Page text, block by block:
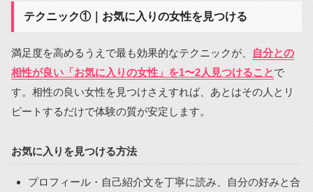
テクニック①｜お気に入りの女性を見つける
満足度を高めるうえで最も効果的なテクニックが、
自分との
相性が良い「お気に入りの女性」を1〜2人見つけることで
す。相性の良い女性を見つけさえすれば、あとはその人とリ
ピートするだけで体験の質が安定します。
お気に入りを見つける方法
プロフィール・自己紹介文を丁寧に読み、自分の好みと合